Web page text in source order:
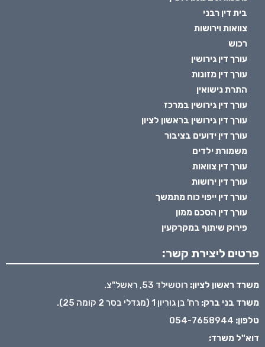
בית דין רבני
צוואות וירושות
רכוש
עורך דין גירושין
עורך דין מזונות
התרת נישואין
עורך דין גירושין במרכז
עורך דין גירושין בראשון לציון
עורך דין ידועים בציבור
משמורת ילדים
עורך דין צוואות
עורך דין ירושות
עורך דין ייפוי כוח מתמשך
עורך דין הסכם ממון
פירוק שיתוף במקרקעין
פרטים ליצירת קשר:
משרד ראשון לציון: רוטשילד 53, ראשל"צ.
משרד בני ברק: רח' בן גוריון 1 (מגדלי בסר 2 קומה 25).
טלפון: 054-7658944
דוא"ל משרד: